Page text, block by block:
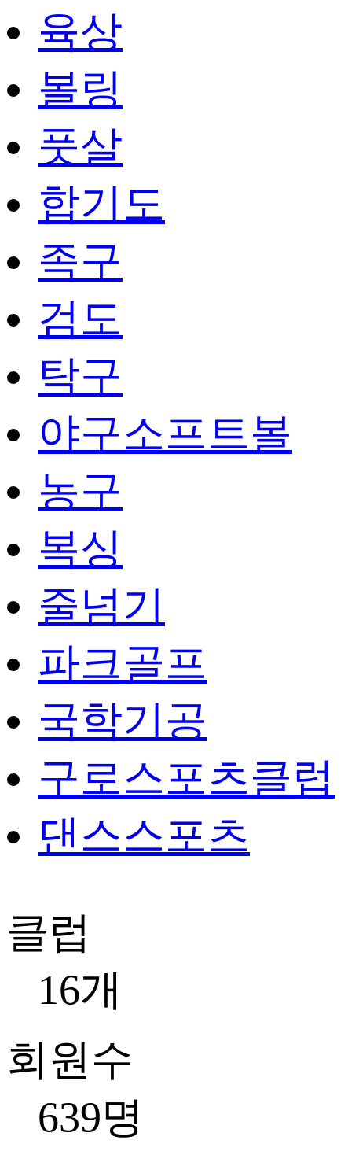
육상
볼링
풋살
합기도
족구
검도
탁구
야구소프트볼
농구
복싱
줄넘기
파크골프
국학기공
구로스포츠클럽
댄스스포츠
클럽
16개
회원수
639명